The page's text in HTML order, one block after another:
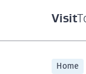
Visit
Home